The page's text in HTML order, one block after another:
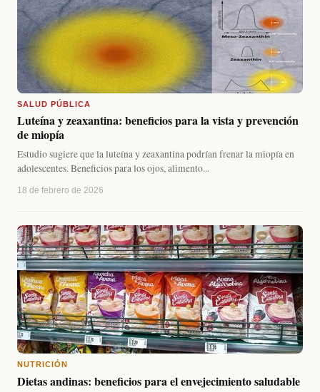
SALUD PÚBLICA
Luteína y zeaxantina: beneficios para la vista y prevención
de miopía
Estudio sugiere que la luteína y zeaxantina podrían frenar la miopía en
adolescentes. Beneficios para los ojos, alimento...
18 de febrero de 2026
NUTRICIÓN
Dietas andinas: beneficios para el envejecimiento saludable